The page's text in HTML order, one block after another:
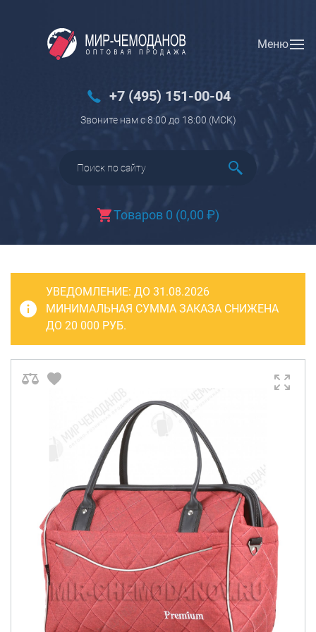
Меню
+7 (495) 151-00-04
Звоните нам с 8:00 до 18:00 (МCK)
Товаров 0 (0,00 ₽)
Вход Регистрация
Багаж
Чемоданы
Чемоданы детские
Пилоты на колесах
Рюкзаки детские для детских
Бьюти-кейсы
САКВОЯЖИ
РАСПРОДАЖА
Сумки спортивные
Сумки деловые
Сумки поясные
Сумки пляжные
Сумки для ноутбуков
Сумки-тележки хозяйственные
Сумки-рюкзаки на колёсах
Сумки детские
Рюкзаки
УВЕДОМЛЕНИЕ: ДО 31.08.2026
МИНИМАЛЬНАЯ СУММА ЗАКАЗА СНИЖЕНА
ДО 20 000 РУБ.